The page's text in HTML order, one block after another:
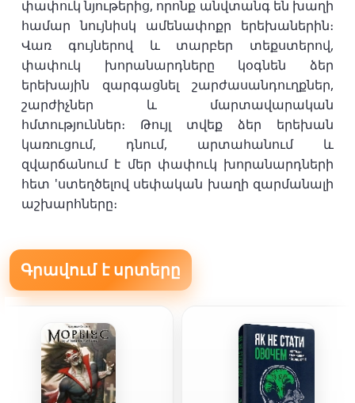
փափուկ նյութերից, որոնք անվտանգ են խաղի
համար նույնիսկ ամենափոքր երեխաներին։
Վառ գույներով և տարբեր տեքստերով,
փափուկ խորանարդները կօգնեն ձեր
երեխային զարգացնել շարժասանդուղքներ,
շարժիչներ և մարտավարական
հմտություններ։ Թույլ տվեք ձեր երեխան
կառուցում, դնում, արտահանում և
զվարճանում է մեր փափուկ խորանարդների
հետ 'ստեղծելով սեփական խաղի զարմանալի
աշխարհները։
Գրավում է սրտերը